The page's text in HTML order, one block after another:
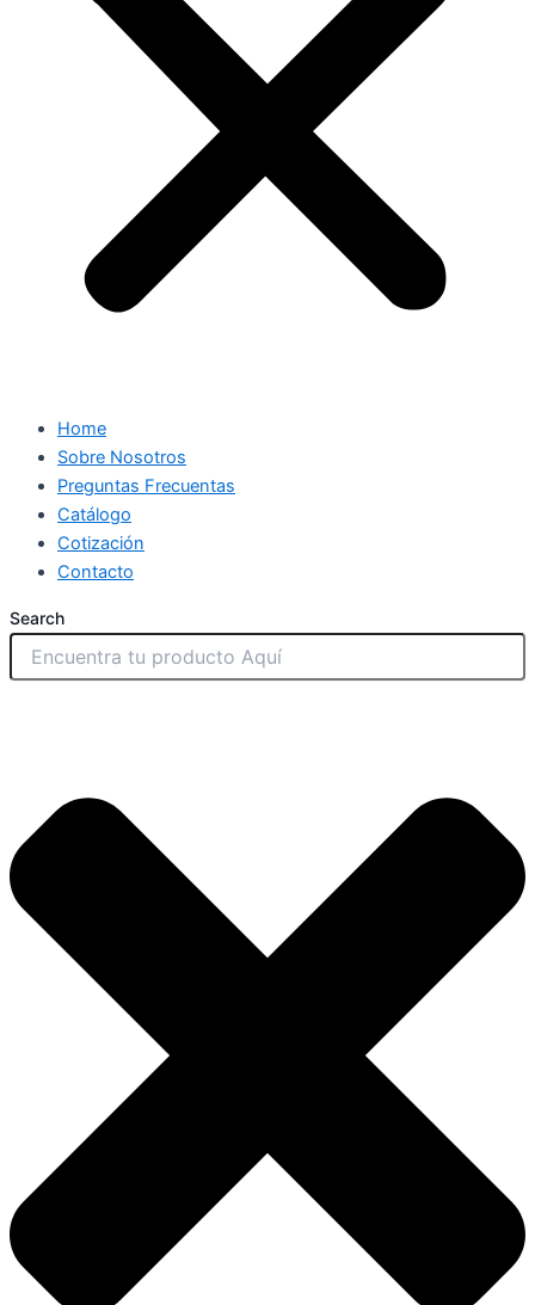
Home
Sobre Nosotros
Preguntas Frecuentas
Catálogo
Cotización
Contacto
Search